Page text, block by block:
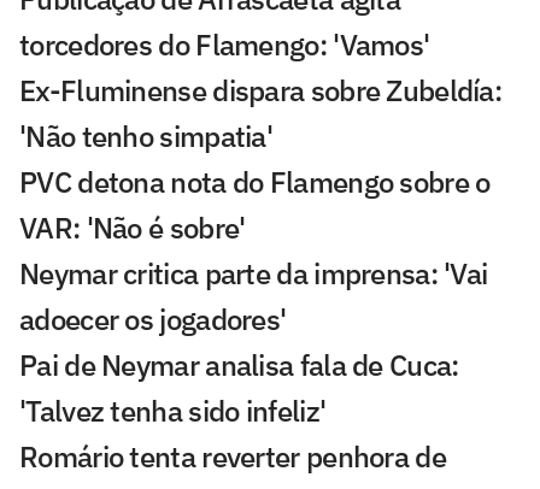
torcedores do Flamengo: 'Vamos'
Ex-Fluminense dispara sobre Zubeldía:
'Não tenho simpatia'
PVC detona nota do Flamengo sobre o
VAR: 'Não é sobre'
Neymar critica parte da imprensa: 'Vai
adoecer os jogadores'
Pai de Neymar analisa fala de Cuca:
'Talvez tenha sido infeliz'
Romário tenta reverter penhora de